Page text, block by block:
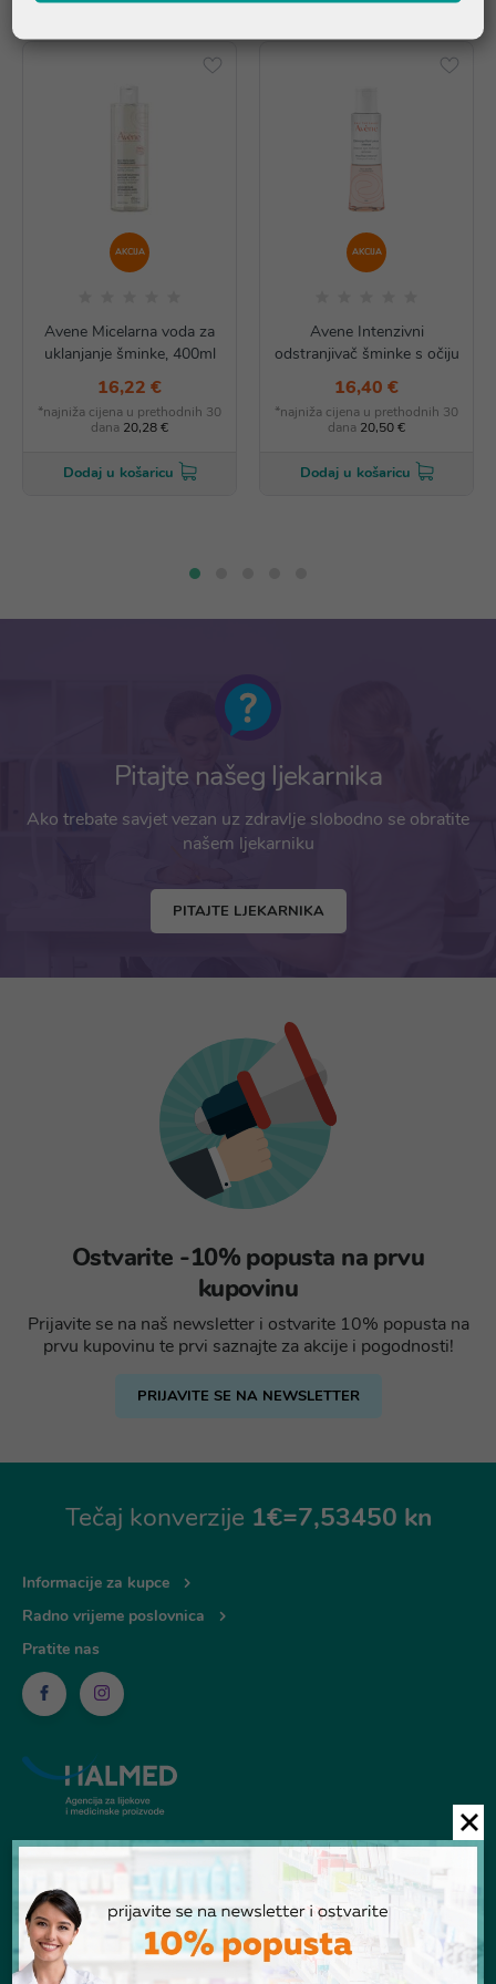
AKCIJA
Avene Micelarna voda za
uklanjanje šminke, 400ml
16,22 €
*najniža cijena u prethodnih 30
dana 20,28 €
Dodaj u košaricu
AKCIJA
Avene Intenzivni
odstranjivač šminke s očiju
16,40 €
*najniža cijena u prethodnih 30
dana 20,50 €
Dodaj u košaricu
Pitajte našeg ljekarnika
Ako trebate savjet vezan uz zdravlje slobodno se obratite
našem ljekarniku
PITAJTE LJEKARNIKA
Ostvarite -10% popusta na prvu
kupovinu
Prijavite se na naš newsletter i ostvarite 10% popusta na
prvu kupovinu te prvi saznajte za akcije i pogodnosti!
PRIJAVITE SE NA NEWSLETTER
Tečaj konverzije 1€=7,53450 kn
Informacije za kupce
Radno vrijeme poslovnica
Pratite nas
© Ljekarna Talan 2026